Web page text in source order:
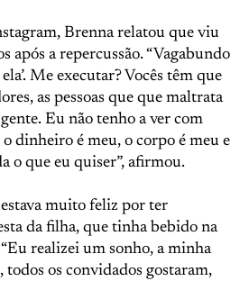
Brenna relatou que viu
após a repercussão. “Vagabundo
Me executar? Vocês têm que
as pessoas que que maltrata
Eu não tenho a ver com
dinheiro é meu, o corpo é meu e
o que eu quiser”, afirmou.
muito feliz por ter
da filha, que tinha bebido na
realizei um sonho, a minha
os convidados gostaram,